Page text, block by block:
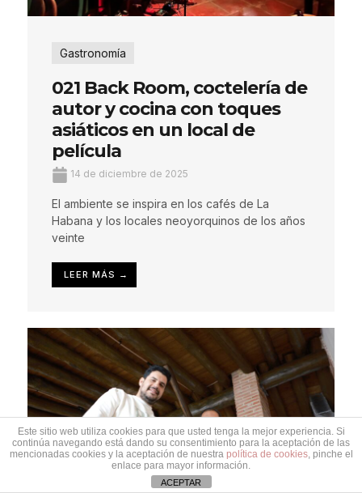
Gastronomía
021 Back Room, coctelería de
autor y cocina con toques
asiáticos en un local de
película
14 de diciembre de 2025
El ambiente se inspira en los cafés de La
Habana y los locales neoyorquinos de los años
veinte
LEER MÁS →
Este sitio web utiliza cookies para que usted tenga la mejor experiencia. Si
continúa navegando está dando su consentimiento para la aceptación de las
mencionadas cookies y la aceptación de nuestra política de cookies, pinche el
enlace para mayor información.
ACEPTAR